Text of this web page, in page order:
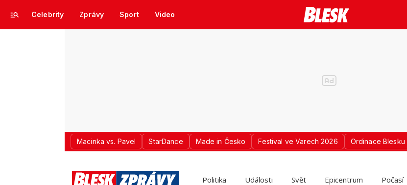
Celebrity Zprávy Sport Video
Macinka vs. Pavel StarDance Made in Česko Festival ve Varech 2026 Ordinace Blesku
Politika Události Svět Epicentrum Počasí